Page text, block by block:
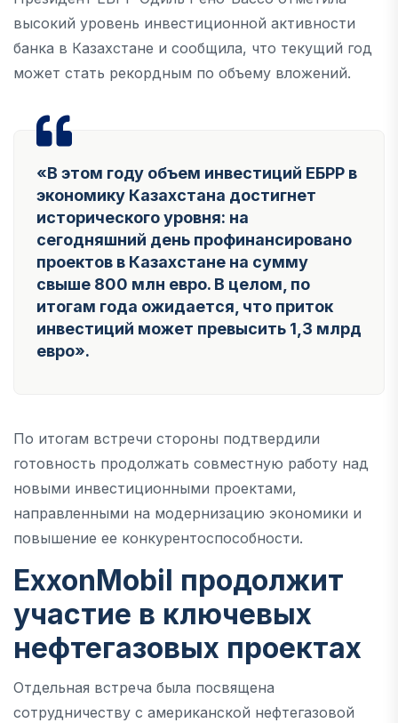
высокий уровень инвестиционной активности
банка в Казахстане и сообщила, что текущий год
может стать рекордным по объему вложений.
«В этом году объем инвестиций ЕБРР в
экономику Казахстана достигнет
исторического уровня: на
сегодняшний день профинансировано
проектов в Казахстане на сумму
свыше 800 млн евро. В целом, по
итогам года ожидается, что приток
инвестиций может превысить 1,3 млрд
евро».
По итогам встречи стороны подтвердили
готовность продолжать совместную работу над
новыми инвестиционными проектами,
направленными на модернизацию экономики и
повышение ее конкурентоспособности.
ExxonMobil продолжит
участие в ключевых
нефтегазовых проектах
Отдельная встреча была посвящена
сотрудничеству с американской нефтегазовой